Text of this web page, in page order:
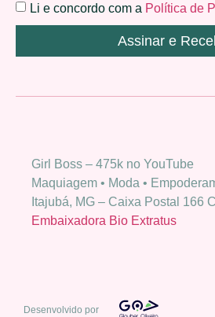
Girl Boss – 475k no YouTube
Maquiagem • Moda •
Itajubá, MG – Caixa Postal 166
Embaixadora Bio Extratus
Li e concordo com a Política de
Assinar e
Desenvolvido por